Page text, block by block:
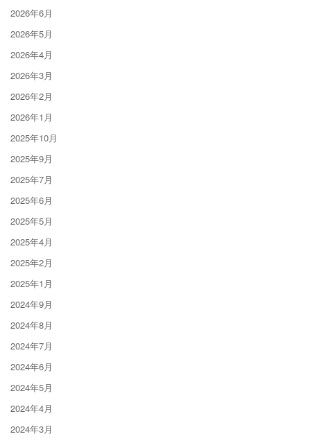
2026年6月
2026年5月
2026年4月
2026年3月
2026年2月
2026年1月
2025年10月
2025年9月
2025年7月
2025年6月
2025年5月
2025年4月
2025年2月
2025年1月
2024年9月
2024年8月
2024年7月
2024年6月
2024年5月
2024年4月
2024年3月